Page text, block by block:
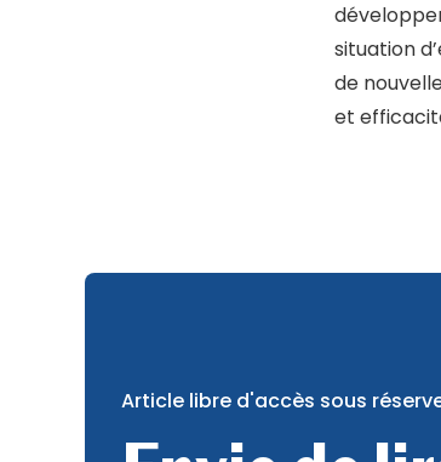
situation
de
et
Article libre d'accès sous